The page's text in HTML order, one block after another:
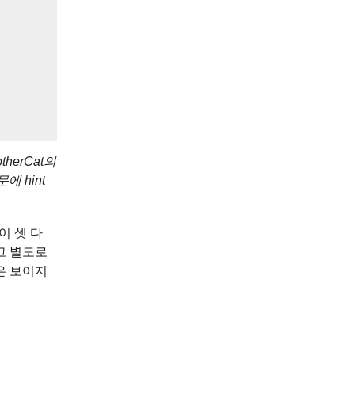
의
에 hint
셋 다
별도로
보이지